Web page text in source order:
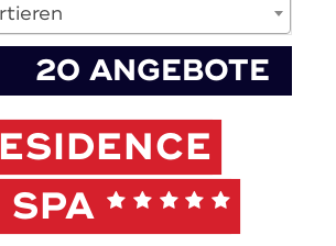
20 ANGEBOTE
SPA